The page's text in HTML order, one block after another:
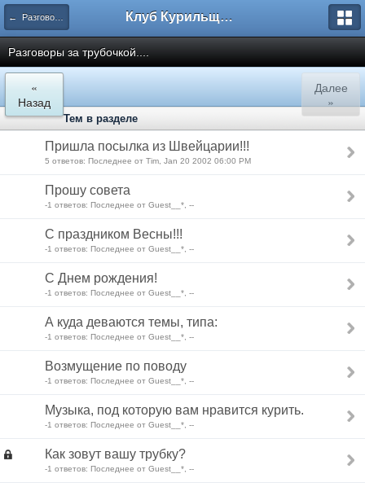
← Разговоры в клубе... Клуб Курильщиков Трубки
Разговоры за трубочкой....
«
Назад
Далее
»
Тем в разделе
Пришла посылка из Швейцарии!!!
5 ответов: Последнее от Tim, Jan 20 2002 06:00 PM
Прошу совета
-1 ответов: Последнее от Guest__*, --
С праздником Весны!!!
-1 ответов: Последнее от Guest__*, --
С Днем рождения!
-1 ответов: Последнее от Guest__*, --
А куда деваются темы, типа:
-1 ответов: Последнее от Guest__*, --
Возмущение по поводу
-1 ответов: Последнее от Guest__*, --
Музыка, под которую вам нравится курить.
-1 ответов: Последнее от Guest__*, --
Как зовут вашу трубку?
-1 ответов: Последнее от Guest__*, --